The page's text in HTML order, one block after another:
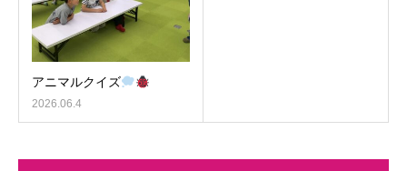
アニマルクイズ
2026.06.4